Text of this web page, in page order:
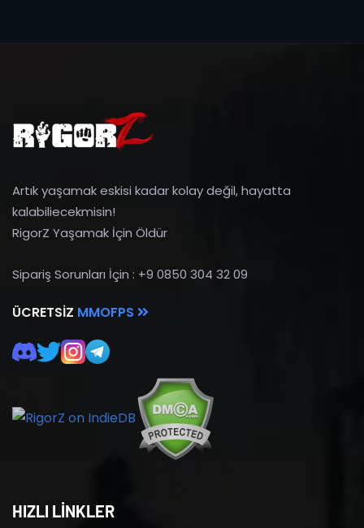
Artık yaşamak eskisi kadar kolay değil, hayatta
kalabiliecekmisin!
RigorZ Yaşamak İçin Öldür
Sipariş Sorunları İçin : +9 0850 304 32 09
ÜCRETSIZ MMOFPS
HIZLI LİNKLER